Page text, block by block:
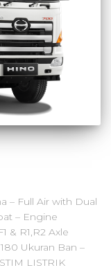
– Full Air with Dual
– Engine
& R1,R2 Axle
Ukuran Ban –
LISTRIK